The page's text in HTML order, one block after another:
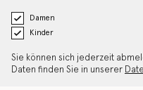
Damen
Kinder
Sie können sich jederzeit
Daten finden Sie in unserer